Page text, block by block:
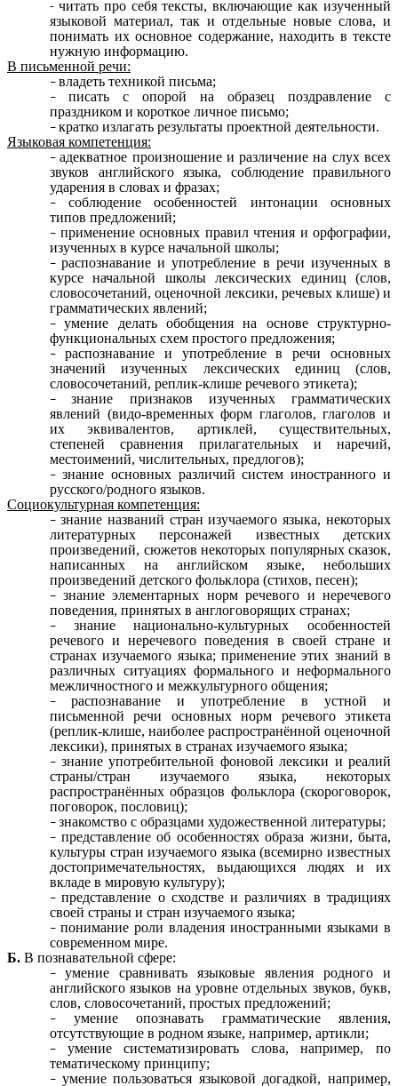
читать про себя тексты, включающие как изученный
языковой материал, так и отдельные новые слова, и
понимать их основное содержание, находить в тексте
нужную информацию.
В письменной речи:
владеть техникой письма;
писать с опорой на образец поздравление с
праздником и короткое личное письмо;
кратко излагать результаты проектной деятельности.
Языковая компетенция:
адекватное произношение и различение на слух всех
звуков английского языка, соблюдение правильного
ударения в словах и фразах;
соблюдение особенностей интонации основных
типов предложений;
применение основных правил чтения и орфографии,
изученных в курсе начальной школы;
распознавание и употребление в речи изученных в
курсе начальной школы лексических единиц (слов,
словосочетаний, оценочной лексики, речевых клише) и
грамматических явлений;
умение делать обобщения на основе структурно-
функциональных схем простого предложения;
распознавание и употребление в речи основных
значений изученных лексических единиц (слов,
словосочетаний, реплик-клише речевого этикета);
знание признаков изученных грамматических
явлений (видо-временных форм глаголов, глаголов и
их эквивалентов, артиклей, существительных,
степеней сравнения прилагательных и наречий,
местоимений, числительных, предлогов);
знание основных различий систем иностранного и
русского/родного языков.
Социокультурная компетенция:
знание названий стран изучаемого языка, некоторых
литературных персонажей известных детских
произведений, сюжетов некоторых популярных сказок,
написанных на английском языке, небольших
произведений детского фольклора (стихов, песен);
знание элементарных норм речевого и неречевого
поведения, принятых в англоговорящих странах;
знание национально-культурных особенностей
речевого и неречевого поведения в своей стране и
странах изучаемого языка; применение этих знаний в
различных ситуациях формального и неформального
межличностного и межкультурного общения;
распознавание и употребление в устной и
письменной речи основных норм речевого этикета
(реплик-клише, наиболее распространённой оценочной
лексики), принятых в странах изучаемого языка;
знание употребительной фоновой лексики и реалий
страны/стран изучаемого языка, некоторых
распространённых образцов фольклора (скороговорок,
поговорок, пословиц);
знакомство с образцами художественной литературы;
представление об особенностях образа жизни, быта,
культуры стран изучаемого языка (всемирно известных
достопримечательностях, выдающихся людях и их
вкладе в мировую культуру);
представление о сходстве и различиях в традициях
своей страны и стран изучаемого языка;
понимание роли владения иностранными языками в
современном мире.
Б. В познавательной сфере:
умение сравнивать языковые явления родного и
английского языков на уровне отдельных звуков, букв,
слов, словосочетаний, простых предложений;
умение опознавать грамматические явления,
отсутствующие в родном языке, например, артикли;
умение систематизировать слова, например, по
тематическому принципу;
умение пользоваться языковой догадкой, например,